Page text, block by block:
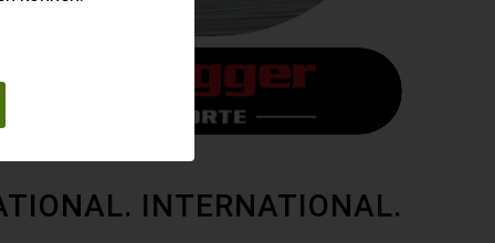
INTERNATIONAL.